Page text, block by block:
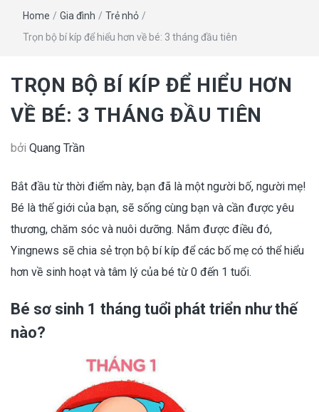
Home / Gia đình / Trẻ nhỏ /
Trọn bộ bí kíp để hiểu hơn về bé: 3 tháng đầu tiên
TRỌN BỘ BÍ KÍP ĐỂ HIỂU HƠN
VỀ BÉ: 3 THÁNG ĐẦU TIÊN
bởi Quang Trần
Bắt đầu từ thời điểm này, bạn đã là một người bố, người mẹ!
Bé là thế giới của bạn, sẽ sống cùng bạn và cần được yêu
thương, chăm sóc và nuôi dưỡng. Nắm được điều đó,
Yingnews sẽ chia sẻ trọn bộ bí kíp để các bố mẹ có thể hiểu
hơn về sinh hoạt và tâm lý của bé từ 0 đến 1 tuổi.
Bé sơ sinh 1 tháng tuổi phát triển như thế
nào?